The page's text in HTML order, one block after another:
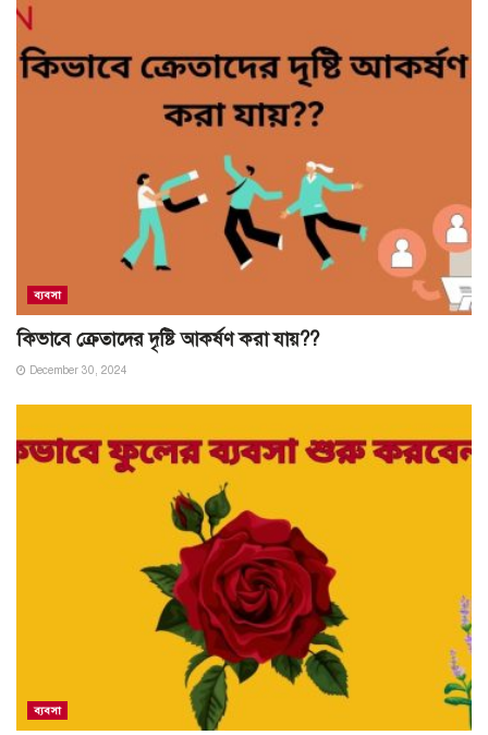
ব্যবসা
কিভাবে ক্রেতাদের দৃষ্টি আকর্ষণ করা যায়??
December 30, 2024
ব্যবসা